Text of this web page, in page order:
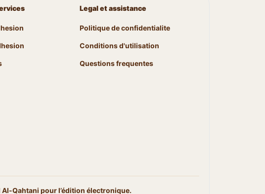
Legal et assistance
Politique de confidentialite
Conditions d'utilisation
Questions frequentes
Qahtani pour l’édition électronique.